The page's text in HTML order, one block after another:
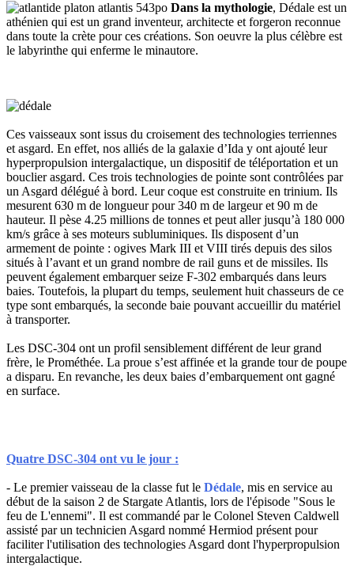
Dans la mythologie, Dédale est un
athénien qui est un grand inventeur, architecte et forgeron reconnue
dans toute la crète pour ces créations. Son oeuvre la plus célèbre est
le labyrinthe qui enferme le minautore.
Ces vaisseaux sont issus du croisement des technologies terriennes
et asgard. En effet, nos alliés de la galaxie d’Ida y ont ajouté leur
hyperpropulsion intergalactique, un dispositif de téléportation et un
bouclier asgard. Ces trois technologies de pointe sont contrôlées par
un Asgard délégué à bord. Leur coque est construite en trinium. Ils
mesurent 630 m de longueur pour 340 m de largeur et 90 m de
hauteur. Il pèse 4.25 millions de tonnes et peut aller jusqu’à 180 000
km/s grâce à ses moteurs subluminiques. Ils disposent d’un
armement de pointe : ogives Mark III et VIII tirés depuis des silos
situés à l’avant et un grand nombre de rail guns et de missiles. Ils
peuvent également embarquer seize F-302 embarqués dans leurs
baies. Toutefois, la plupart du temps, seulement huit chasseurs de ce
type sont embarqués, la seconde baie pouvant accueillir du matériel
à transporter.
Les DSC-304 ont un profil sensiblement différent de leur grand
frère, le Prométhée. La proue s’est affinée et la grande tour de poupe
a disparu. En revanche, les deux baies d’embarquement ont gagné
en surface.
Quatre DSC-304 ont vu le jour :
- Le premier vaisseau de la classe fut le Dédale, mis en service au
début de la saison 2 de Stargate Atlantis, lors de l'épisode "Sous le
feu de L'ennemi". Il est commandé par le Colonel Steven Caldwell
assisté par un technicien Asgard nommé Hermiod présent pour
faciliter l'utilisation des technologies Asgard dont l'hyperpropulsion
intergalactique.